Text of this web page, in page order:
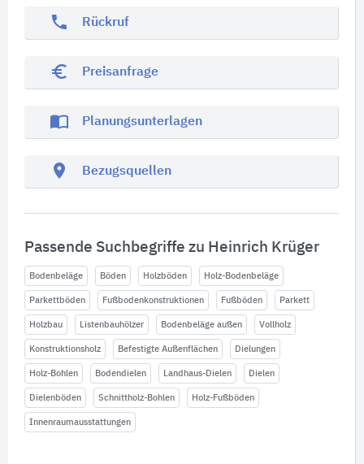
phone Rückruf
euro_symbol Preisanfrage
import_contacts Planungsunterlagen
location_on Bezugsquellen
Passende Suchbegriffe zu Heinrich Krüger
Bodenbeläge Böden Holzböden Holz-Bodenbeläge
Parkettböden Fußbodenkonstruktionen Fußböden Parkett
Holzbau Listenbauhölzer Bodenbeläge außen Vollholz
Konstruktionsholz Befestigte Außenflächen Dielungen
Holz-Bohlen Bodendielen Landhaus-Dielen Dielen
Dielenböden Schnittholz-Bohlen Holz-Fußböden
Innenraumausstattungen